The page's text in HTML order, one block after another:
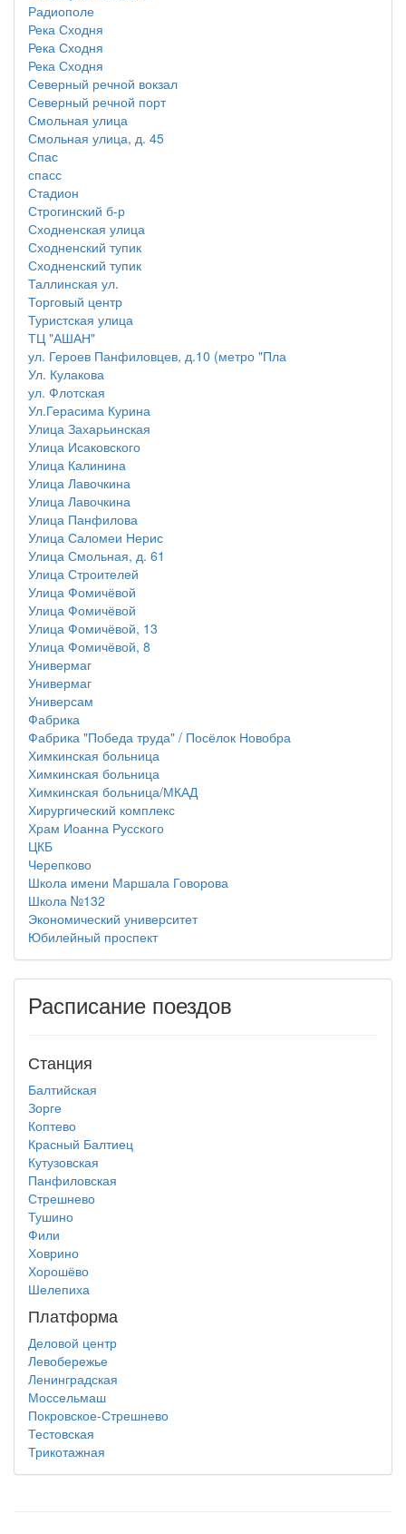
Радиополе
Река Сходня
Река Сходня
Река Сходня
Северный речной вокзал
Северный речной порт
Смольная улица
Смольная улица, д. 45
Спас
спасс
Стадион
Строгинский б-р
Сходненская улица
Сходненский тупик
Сходненский тупик
Таллинская ул.
Торговый центр
Туристская улица
ТЦ "АШАН"
ул. Героев Панфиловцев, д.10 (метро "Пла
Ул. Кулакова
ул. Флотская
Ул.Герасима Курина
Улица Захарьинская
Улица Исаковского
Улица Калинина
Улица Лавочкина
Улица Лавочкина
Улица Панфилова
Улица Саломеи Нерис
Улица Смольная, д. 61
Улица Строителей
Улица Фомичёвой
Улица Фомичёвой
Улица Фомичёвой, 13
Улица Фомичёвой, 8
Универмаг
Универмаг
Универсам
Фабрика
Фабрика "Победа труда" / Посёлок Новобра
Химкинская больница
Химкинская больница
Химкинская больница/МКАД
Хирургический комплекс
Храм Иоанна Русского
ЦКБ
Черепково
Школа имени Маршала Говорова
Школа №132
Экономический университет
Юбилейный проспект
Расписание поездов
Станция
Балтийская
Зорге
Коптево
Красный Балтиец
Кутузовская
Панфиловская
Стрешнево
Тушино
Фили
Ховрино
Хорошёво
Шелепиха
Платформа
Деловой центр
Левобережье
Ленинградская
Моссельмаш
Покровское-Стрешнево
Тестовская
Трикотажная